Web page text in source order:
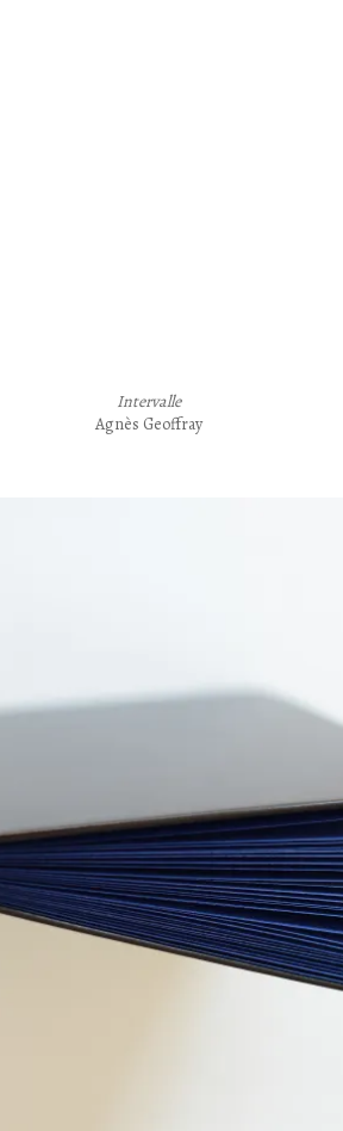
Intervalle
Agnès Geoffray